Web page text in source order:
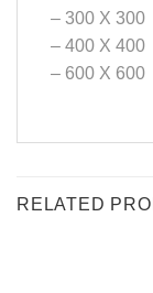
– 300 X 300
– 400 X 400
– 600 X 600
RELATED